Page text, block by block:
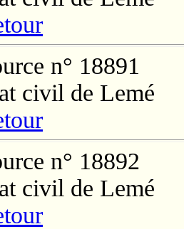
n° 18891
civil de Lemé
n° 18892
civil de Lemé